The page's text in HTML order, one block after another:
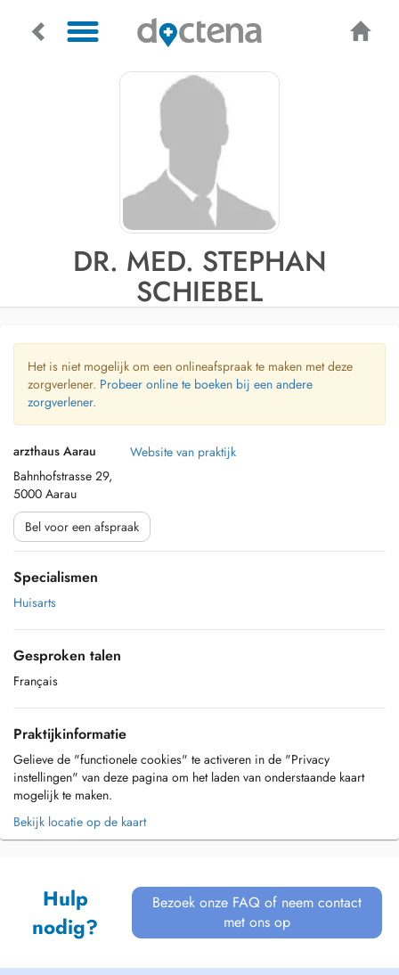
DR. MED. STEPHAN
SCHIEBEL
Het is niet mogelijk om een onlineafspraak te maken met deze
zorgverlener. Probeer online te boeken bij een andere
zorgverlener.
arzthaus Aarau
Bahnhofstrasse 29,
5000 Aarau
Website van praktijk
Bel voor een afspraak
Specialismen
Huisarts
Gesproken talen
Français
Praktijkinformatie
Gelieve de "functionele cookies" te activeren in de "Privacy
instellingen" van deze pagina om het laden van onderstaande kaart
mogelijk te maken.
Bekijk locatie op de kaart
Hulp
nodig?
Bezoek onze FAQ of neem contact
met ons op